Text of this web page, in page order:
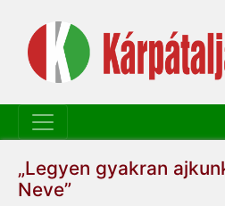
„Legyen gyakran
Neve”